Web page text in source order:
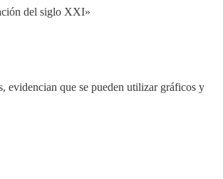
del siglo XXI»
evidencian que se pueden utilizar gráficos y